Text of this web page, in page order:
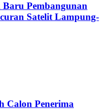
Pembangunan
Satelit Lampung-
Calon Penerima